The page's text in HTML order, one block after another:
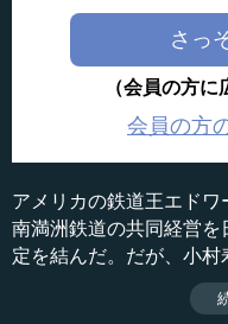
さっ
（会員の方に
会員の方
アメリカの鉄道王エドワ
南満洲鉄道の共同経営
定を結んだ。だが、小
消させている。あのと
ら、その後の歴史は大